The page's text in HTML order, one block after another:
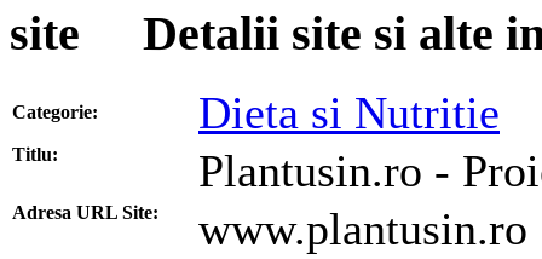
Detalii site si alte
Categorie: Dieta si Nutritie
Titlu: Plantusin.ro -
Adresa URL Site: www.plantusin.ro